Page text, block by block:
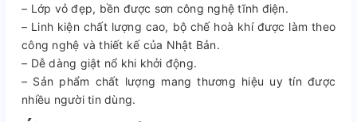
– Lớp vỏ đẹp, bền được sơn công nghệ tĩnh điện.
– Linh kiện chất lượng cao, bộ chế hoà khí được làm theo
công nghệ và thiết kế của Nhật Bản.
– Dễ dàng giật nổ khi khởi động.
– Sản phẩm chất lượng mang thương hiệu uy tín được
nhiều người tin dùng.